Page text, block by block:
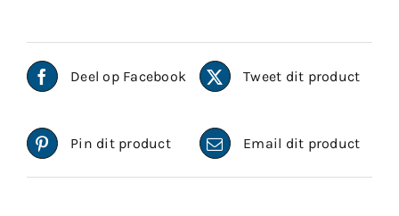
Deel op Facebook Tweet dit product
Pin dit product Email dit product